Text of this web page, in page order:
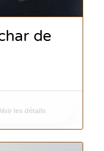
de
Voir les détails